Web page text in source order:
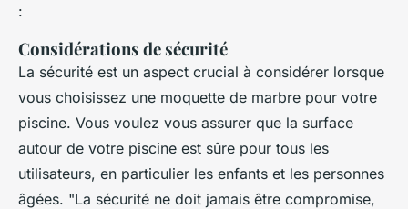
:
Considérations de sécurité
La sécurité est un aspect crucial à considérer lorsque
vous choisissez une moquette de marbre pour votre
piscine. Vous voulez vous assurer que la surface
autour de votre piscine est sûre pour tous les
utilisateurs, en particulier les enfants et les personnes
âgées. "La sécurité ne doit jamais être compromise,